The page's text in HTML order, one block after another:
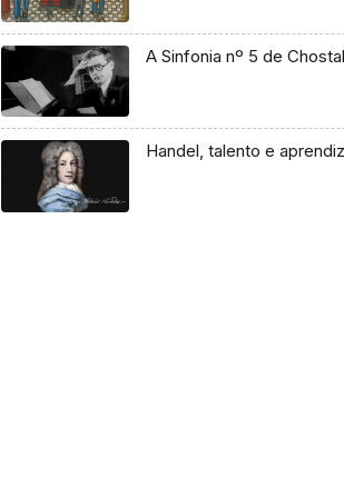
A Sinfonia nº 5 de
Handel, talento e